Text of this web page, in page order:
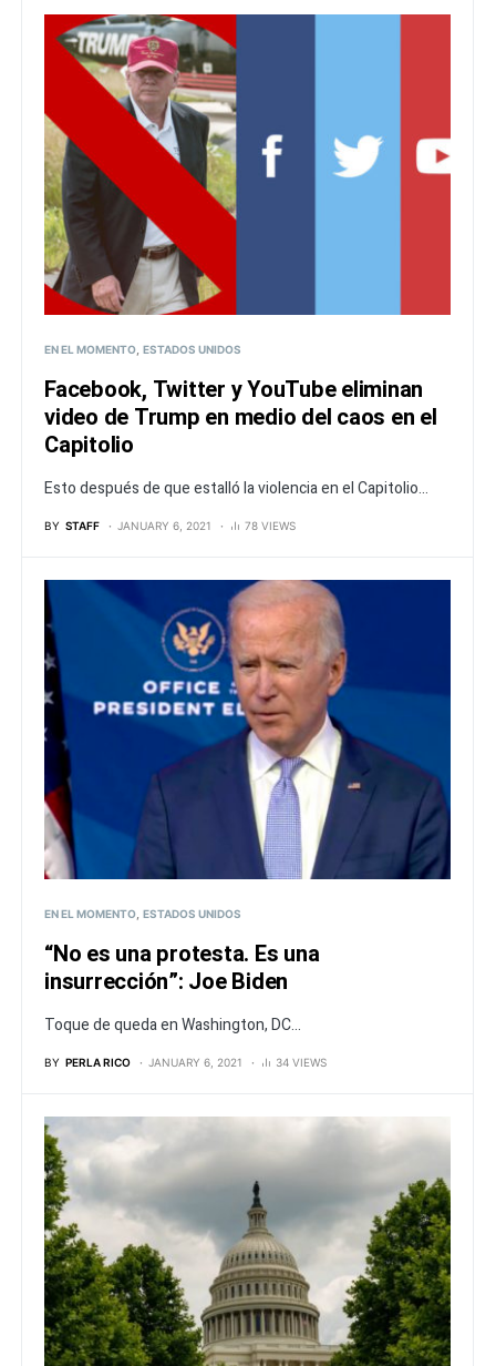
EN EL MOMENTO ESTADOS UNIDOS
Facebook, Twitter y YouTube eliminan
video de Trump en medio del caos en el
Capitolio
Esto después de que estalló la violencia en el Capitolio...
BY STAFF JANUARY 6, 2021 78 VIEWS
EN EL MOMENTO ESTADOS UNIDOS
“No es una protesta. Es una
insurrección”: Joe Biden
Toque de queda en Washington, DC...
BY PERLA RICO JANUARY 6, 2021 34 VIEWS